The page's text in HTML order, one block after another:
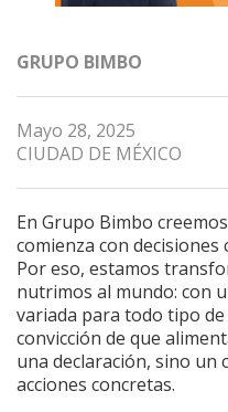
GRUPO BIMBO
Mayo 28, 2025
CIUDAD DE MÉXICO
En Grupo Bimbo
comienza con
Por eso, estamos
nutrimos al mundo: con
variada para todo tipo
convicción de que
una declaración, sino
acciones concretas.